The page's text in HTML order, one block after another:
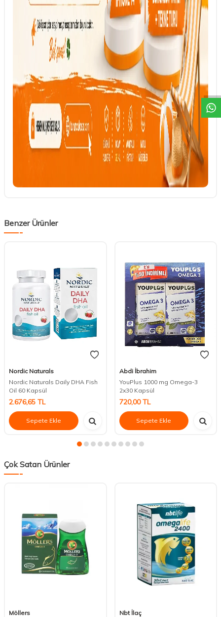
DESTEK
Benzer Ürünler
Nordic Naturals
Nordic Naturals Daily DHA Fish
Oil 60 Kapsül
2.676,65 TL
Sepete Ekle
Abdi İbrahim
YouPlus 1000 mg Omega-3
2x30 Kapsül
720,00TL
Sepete Ekle
Çok Satan Ürünler
Möllers
Nbt İlaç